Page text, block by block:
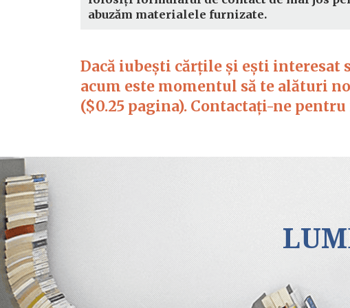
abuzăm materialele furnizate.
Dacă iubești cărțile și ești interesat
acum este momentul să te alături
($0.25 pagina). Contactați-ne